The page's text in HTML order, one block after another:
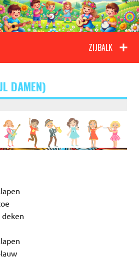
Kinderliedjes
ZIJBALK
DAMEN)